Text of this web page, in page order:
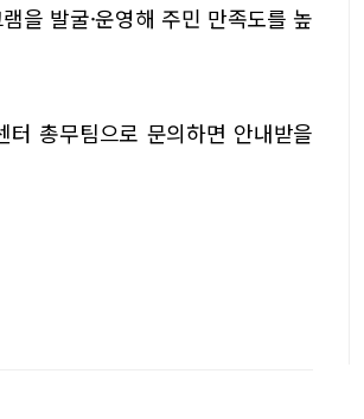
을 발굴·운영해 주민 만족도를 높
총무팀으로 문의하면 안내받을